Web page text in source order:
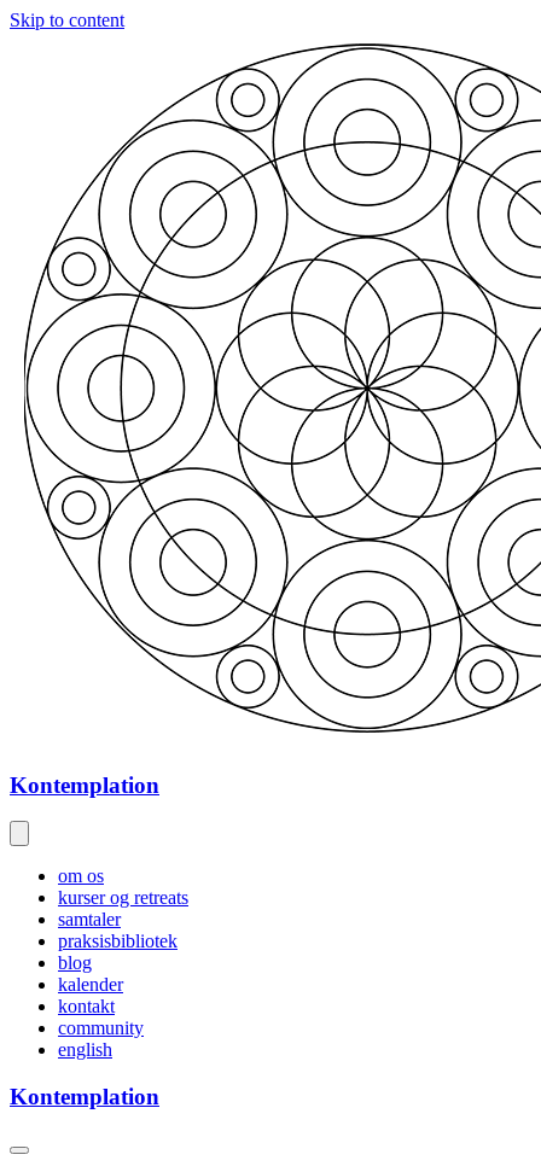
Skip to content
Kontemplation
om os
kurser og retreats
samtaler
praksisbibliotek
blog
kalender
kontakt
community
english
Kontemplation